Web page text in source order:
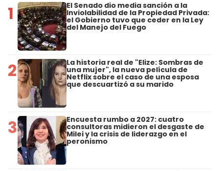
1 El Senado dio media sanción a la
Inviolabilidad de la Propiedad Privada:
el Gobierno tuvo que ceder en la Ley
del Manejo del Fuego
2 La historia real de "Elize: Sombras de
una mujer", la nueva película de
Netflix sobre el caso de una esposa
que descuartizó a su marido
3 Encuesta rumbo a 2027: cuatro
consultoras midieron el desgaste de
Milei y la crisis de liderazgo en el
peronismo